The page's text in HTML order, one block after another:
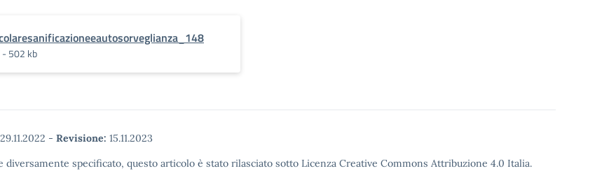
- 502 kb
29.11.2022 - Revisione: 15.11.2023
diversamente specificato, questo articolo è stato rilasciato sotto Licenza Creative Commons Attribuzione 4.0 Italia.